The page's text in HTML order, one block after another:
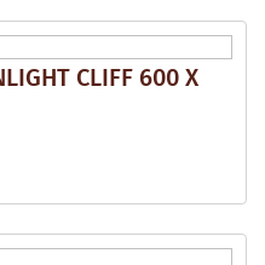
CLIFF 600 X